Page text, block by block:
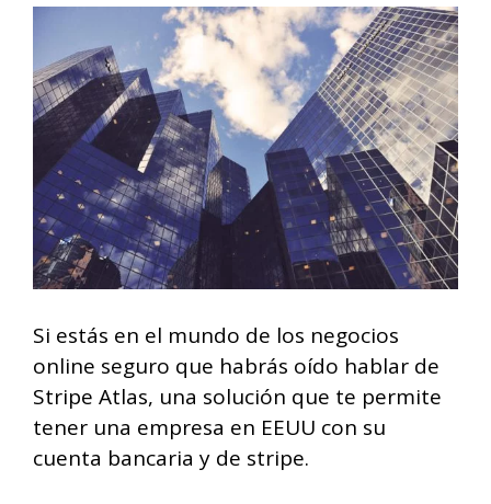
Si estás en el mundo de los negocios
online seguro que habrás oído hablar de
Stripe Atlas, una solución que te permite
tener una empresa en EEUU con su
cuenta bancaria y de stripe.